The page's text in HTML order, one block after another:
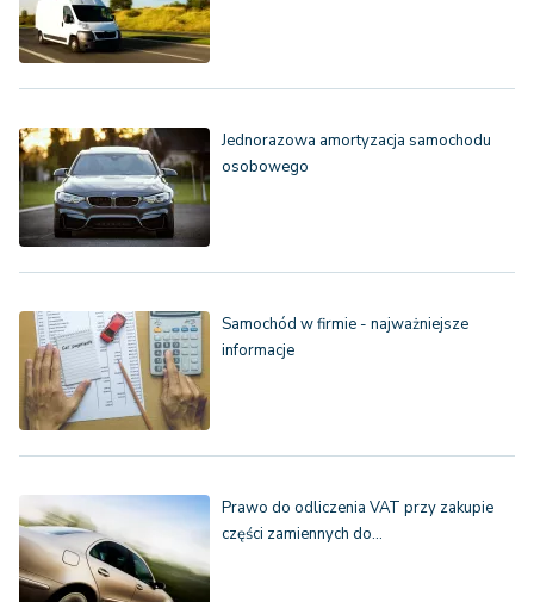
Jednorazowa amortyzacja samochodu
osobowego
Samochód w firmie - najważniejsze
informacje
Prawo do odliczenia VAT przy zakupie
części zamiennych do…